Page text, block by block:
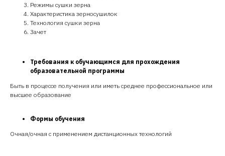
Режимы сушки зерна
Характеристика зерносушилок
Технология сушки зерна
Зачет
Требования к обучающимся для прохождения
образовательной программы
Быть в процессе получения или иметь среднее профессиональное или
высшее образование
Формы обучения
Очная/очная с применением дистанционных технологий